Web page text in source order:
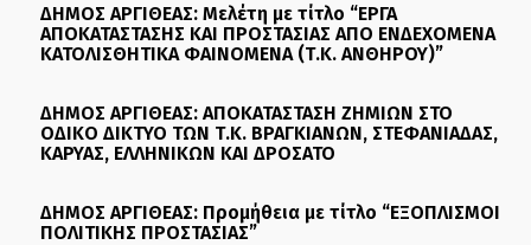
ΔΗΜΟΣ ΑΡΓΙΘΕΑΣ: Μελέτη με τίτλο “ΕΡΓΑ
ΑΠΟΚΑΤΑΣΤΑΣΗΣ ΚΑΙ ΠΡΟΣΤΑΣΙΑΣ ΑΠΟ ΕΝΔΕΧΟΜΕΝΑ
ΚΑΤΟΛΙΣΘΗΤΙΚΑ ΦΑΙΝΟΜΕΝΑ (Τ.Κ. ΑΝΘΗΡΟΥ)”
ΔΗΜΟΣ ΑΡΓΙΘΕΑΣ: ΑΠΟΚΑΤΑΣΤΑΣΗ ΖΗΜΙΩΝ ΣΤΟ
ΟΔΙΚΟ ΔΙΚΤΥΟ ΤΩΝ Τ.Κ. ΒΡΑΓΚΙΑΝΩΝ, ΣΤΕΦΑΝΙΑΔΑΣ,
ΚΑΡΥΑΣ, ΕΛΛΗΝΙΚΩΝ ΚΑΙ ΔΡΟΣΑΤΟ
ΔΗΜΟΣ ΑΡΓΙΘΕΑΣ: Προμήθεια με τίτλο “ΕΞΟΠΛΙΣΜΟΙ
ΠΟΛΙΤΙΚΗΣ ΠΡΟΣΤΑΣΙΑΣ”